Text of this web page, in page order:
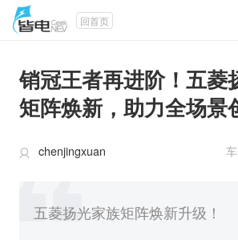
回首页
销冠王者再进阶！五菱
矩阵焕新，助力全场景
chenjingxuan
五菱扬光家族矩阵焕新升级！